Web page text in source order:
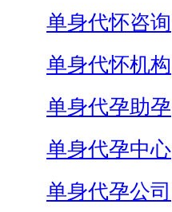
单身代怀咨询
单身代怀机构
单身代孕助孕
单身代孕中心
单身代孕公司